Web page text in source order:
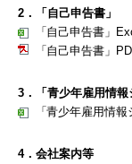
2．「自己申告書」
「自己申告書」
「自己申告書」
3．「青少年雇用情報
「青少年雇用情
4．会社案内等